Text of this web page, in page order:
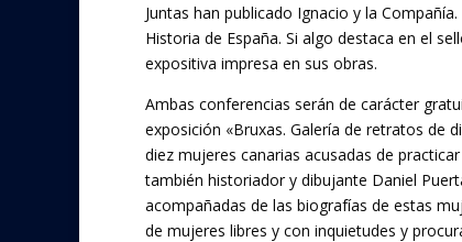
Juntas han publicado Ignacio y la
Historia de España. Si algo destaca en el
expositiva impresa en sus obras.
Ambas conferencias serán de carácter
exposición «Bruxas. Galería de retratos de
diez mujeres canarias acusadas de
también historiador y dibujante Daniel
acompañadas de las biografías de estas
de mujeres libres y con inquietudes y